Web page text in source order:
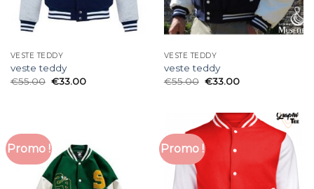
VESTE TEDDY
veste teddy
€55.00 €33.00
VESTE TEDDY
veste teddy
€55.00 €33.00
Promo ! Promo !